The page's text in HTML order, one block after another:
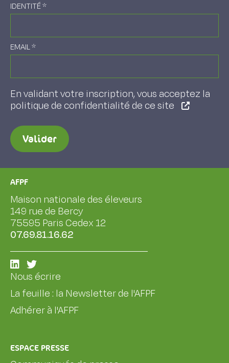
IDENTITÉ*
EMAIL*
En validant votre inscription, vous acceptez la
politique de confidentialité de ce site
Valider
AFPF
Maison nationale des éleveurs
149 rue de Bercy
75595 Paris Cedex 12
07.69.81.16.62
Nous écrire
La feuille : la Newsletter de l'AFPF
Adhérer à l'AFPF
ESPACE PRESSE